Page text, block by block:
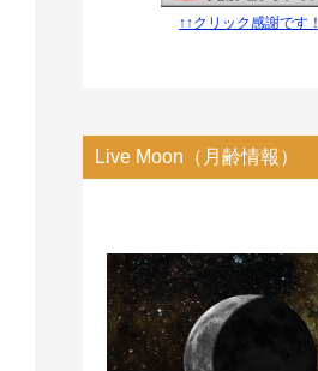
↑↑クリック感謝です！
Live Moon（月齢情報）